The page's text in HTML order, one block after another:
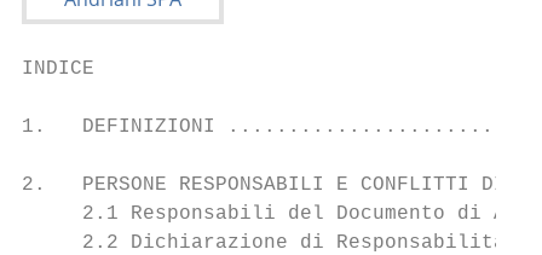
INDICE
1.   DEFINIZIONI
2.   PERSONE RESPONSABILI E
2.1 Responsabili del Documento di
2.2 Dichiarazione di Responsabilità